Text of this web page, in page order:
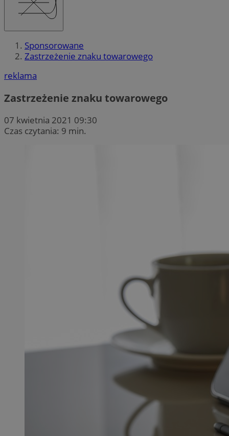
Sponsorowane
Zastrzeżenie znaku towarowego
reklama
Zastrzeżenie znaku towarowego
07 kwietnia 2021 09:30
Czas czytania: 9 min.